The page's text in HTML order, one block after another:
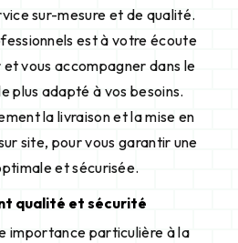
sur-mesure et de qualité.
est à votre écoute
vous accompagner dans le
plus adapté à vos besoins.
la livraison et la mise en
site, pour vous garantir une
et sécurisée.
qualité et sécurité
importance particulière à la